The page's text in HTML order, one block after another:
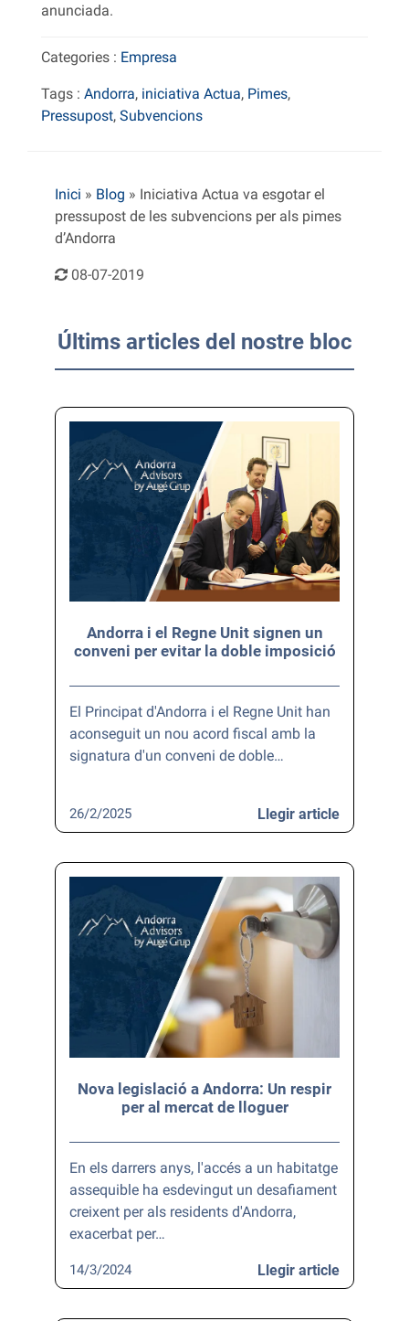
anunciada.
Categories : Empresa
Tags : Andorra, iniciativa Actua, Pimes,
Pressupost, Subvencions
Inici » Blog » Iniciativa Actua va esgotar el
pressupost de les subvencions per als pimes
d’Andorra
08-07-2019
Últims articles del nostre bloc
Andorra i el Regne Unit signen un
conveni per evitar la doble imposició
El Principat d'Andorra i el Regne Unit han
aconseguit un nou acord fiscal amb la
signatura d'un conveni de doble…
Llegir article
26/2/2025
Nova legislació a Andorra: Un respir
per al mercat de lloguer
En els darrers anys, l'accés a un habitatge
assequible ha esdevingut un desafiament
creixent per als residents d'Andorra,
exacerbat per…
Llegir article
14/3/2024